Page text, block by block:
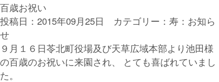
百歳お祝い
投稿日：2015年09月25日 カテゴリー： 寿：お知ら
せ
９月１６日苓北町役場及び天草広域本部より池田様
の百歳のお祝いに来園され、 とても喜ばれていまし
た。